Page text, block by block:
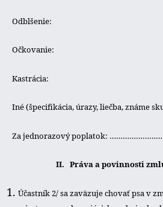
Odblšenie:
Očkovanie:
Kastrácia:
Iné (špecifikácia, úrazy, liečba, známe
Za jednorazový poplatok:
II. Práva a povinnosti
Účastník 2/ sa zaväzuje chovať psa v